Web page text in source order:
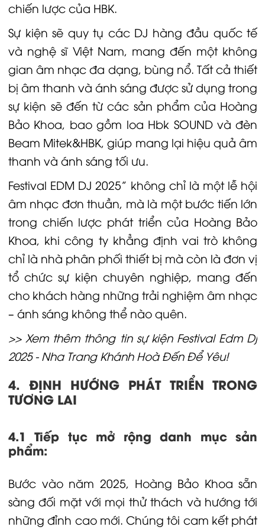
chiến lược của HBK.
Sự kiện sẽ quy tụ các DJ hàng đầu quốc tế
và nghệ sĩ Việt Nam, mang đến một không
gian âm nhạc đa dạng, bùng nổ. Tất cả thiết
bị âm thanh và ánh sáng được sử dụng trong
sự kiện sẽ đến từ các sản phẩm của Hoàng
Bảo Khoa, bao gồm loa Hbk SOUND và đèn
Beam Mitek&HBK, giúp mang lại hiệu quả âm
thanh và ánh sáng tối ưu.
Festival EDM DJ 2025” không chỉ là một lễ hội
âm nhạc đơn thuần, mà là một bước tiến lớn
trong chiến lược phát triển của Hoàng Bảo
Khoa, khi công ty khẳng định vai trò không
chỉ là nhà phân phối thiết bị mà còn là đơn vị
tổ chức sự kiện chuyên nghiệp, mang đến
cho khách hàng những trải nghiệm âm nhạc
– ánh sáng không thể nào quên.
>> Xem thêm thông tin sự kiện Festival Edm Dj
2025 - Nha Trang Khánh Hoà Đến Để Yêu!
4. ĐỊNH HƯỚNG PHÁT TRIỂN TRONG
TƯƠNG LAI
4.1 Tiếp tục mở rộng danh mục sản
phẩm:
Bước vào năm 2025, Hoàng Bảo Khoa sẵn
sàng đối mặt với mọi thử thách và hướng tới
những đỉnh cao mới. Chúng tôi cam kết phát